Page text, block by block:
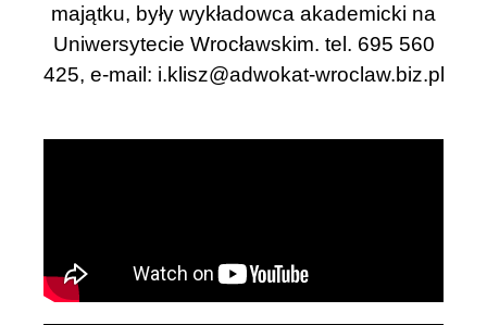
majątku, były wykładowca akademicki na
Uniwersytecie Wrocławskim. tel. 695 560
425, e-mail: i.klisz@adwokat-wroclaw.biz.pl